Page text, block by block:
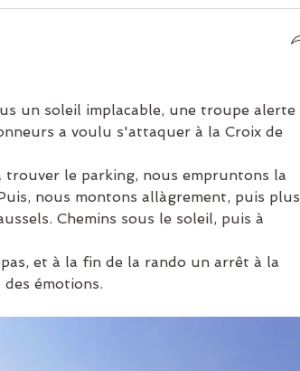
un soleil implacable, une troupe alerte
a voulu s'attaquer à la Croix de
trouver le parking, nous empruntons la
nous montons allàgrement, puis plus
Chemins sous le soleil, puis à
et à la fin de la rando un arrêt à la
émotions.